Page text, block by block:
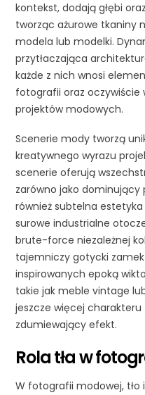
kontekst, dodają głębi
tworząc ażurowe tkaniny
modela lub modelki.
przytłaczająca
każde z nich wnosi
fotografii oraz oczywiście
projektów modowych.
Scenerie mody tworzą
kreatywnego wyrazu
scenerie oferują
zarówno jako
również subtelna estetyka
surowe industrialne
brute-force niezależnej
tajemniczy gotycki zamek
inspirowanych epoką
takie jak meble vintage
jeszcze więcej
zdumiewający efekt.
Rola tła w
W fotografii modowej,